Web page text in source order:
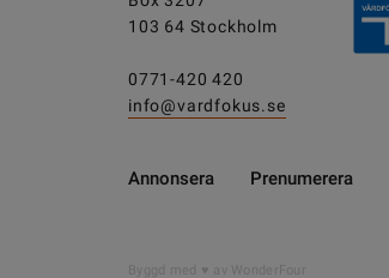
103 64 Stockholm
0771-420 420
info@vardfokus.se
Annonsera Prenumerera
Byggd med av WonderFour